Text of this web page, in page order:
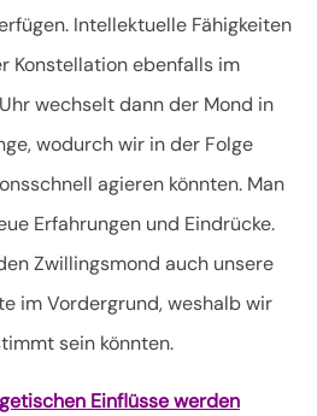
Intellektuelle Fähigkeiten
Konstellation ebenfalls im
wechselt dann der Mond in
wodurch wir in der Folge
agieren könnten. Man
Erfahrungen und Eindrücke.
Zwillingsmond auch unsere
im Vordergrund, weshalb wir
sein könnten.
Einflüsse werden